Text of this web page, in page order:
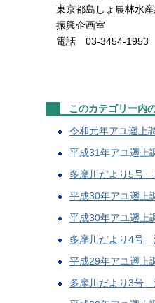
東京都島しょ農林水
振興企画室
電話 03-3454-1953
このカテゴリー内
令和元年アユ遡上
平成31年アユ遡上
多摩川だより5号
平成30年アユ遡上
平成30年アユ遡上
多摩川だより4号
平成29年アユ遡上
多摩川だより3号